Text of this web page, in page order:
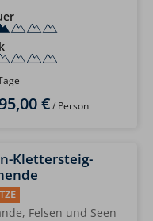
€/ Person
Klettersteig-
Felsen und Seen